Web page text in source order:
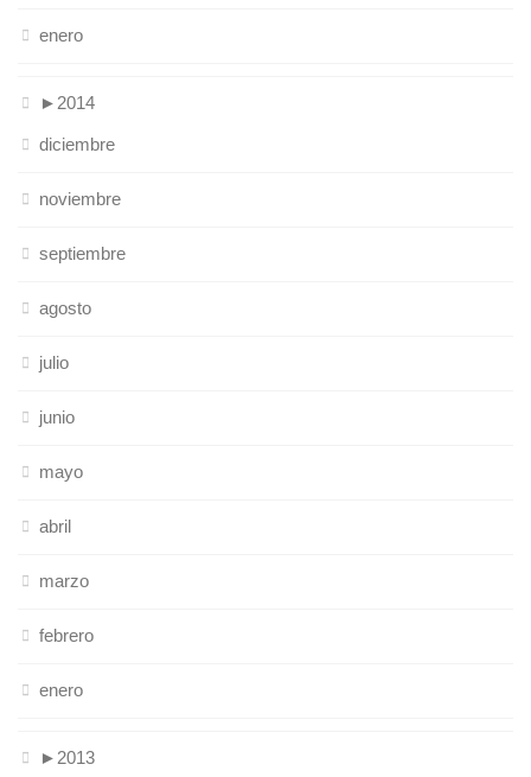
enero
► 2014
diciembre
noviembre
septiembre
agosto
julio
junio
mayo
abril
marzo
febrero
enero
► 2013